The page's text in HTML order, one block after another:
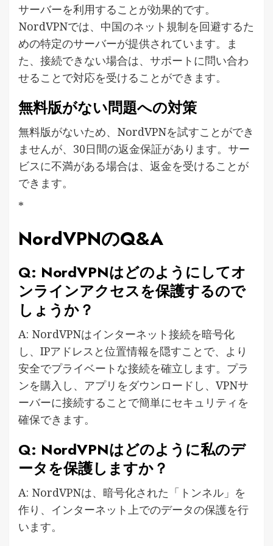
サーバーを利用することが効果的です。
NordVPNでは、中国のネット規制を回避するた
めの特定のサーバーが提供されています。ま
た、接続できない場合は、サポートに問い合わ
せることで対応を受けることができます。
無料版がない問題への対策
無料版がないため、NordVPNを試すことができ
ませんが、30日間の返金保証があります。サー
ビスに不満がある場合は、返金を受けることが
できます。
*
NordVPNのQ&A
Q: NordVPNはどのようにしてオ
ンラインアクセスを保護するので
しょうか？
A: NordVPNはインターネット接続を暗号化
し、IPアドレスと位置情報を隠すことで、より
安全でプライベートな接続を確立します。プラ
ンを購入し、アプリをダウンロードし、VPNサ
ーバーに接続することで簡単にセキュリティを
確保できます。
Q: NordVPNはどのように私のデ
ータを保護しますか？
A: NordVPNは、暗号化された「トンネル」を
作り、インターネット上でのデータの保護を行
います。